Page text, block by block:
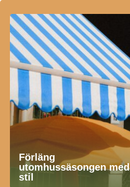
Förläng
utomhussäsongen med
stil